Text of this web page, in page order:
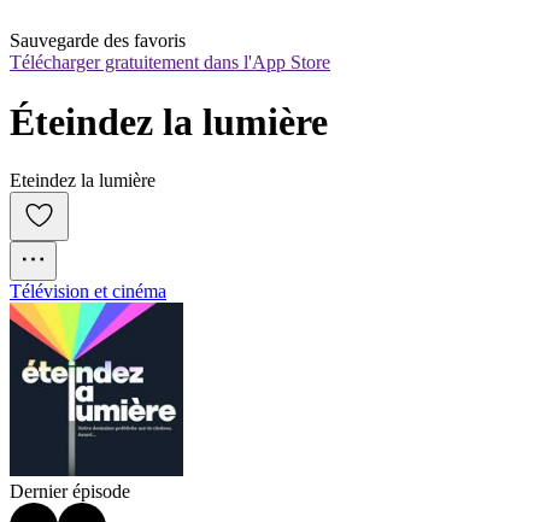
Sauvegarde des favoris
Télécharger gratuitement dans l'App Store
Éteindez la lumière
Eteindez la lumière
Télévision et cinéma
Dernier épisode